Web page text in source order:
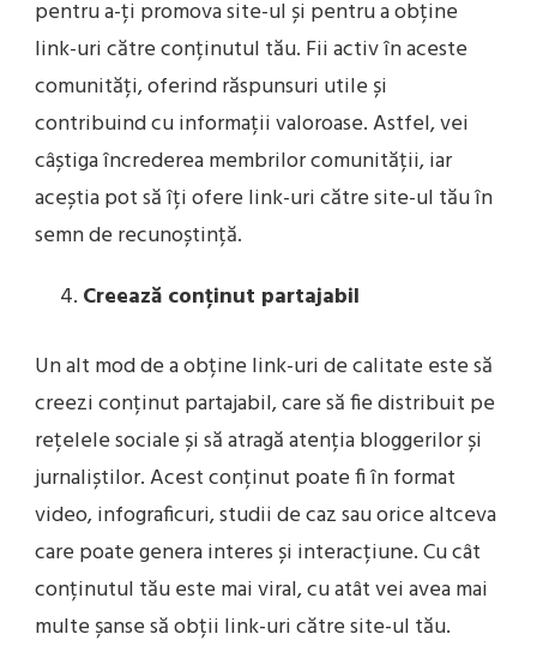
pentru a-ți promova site-ul și pentru a obține
link-uri către conținutul tău. Fii activ în aceste
comunități, oferind răspunsuri utile și
contribuind cu informații valoroase. Astfel, vei
câștiga încrederea membrilor comunității, iar
aceștia pot să îți ofere link-uri către site-ul tău în
semn de recunoștință.
Creează conținut partajabil
Un alt mod de a obține link-uri de calitate este să
creezi conținut partajabil, care să fie distribuit pe
rețelele sociale și să atragă atenția bloggerilor și
jurnaliștilor. Acest conținut poate fi în format
video, infograficuri, studii de caz sau orice altceva
care poate genera interes și interacțiune. Cu cât
conținutul tău este mai viral, cu atât vei avea mai
multe șanse să obții link-uri către site-ul tău.